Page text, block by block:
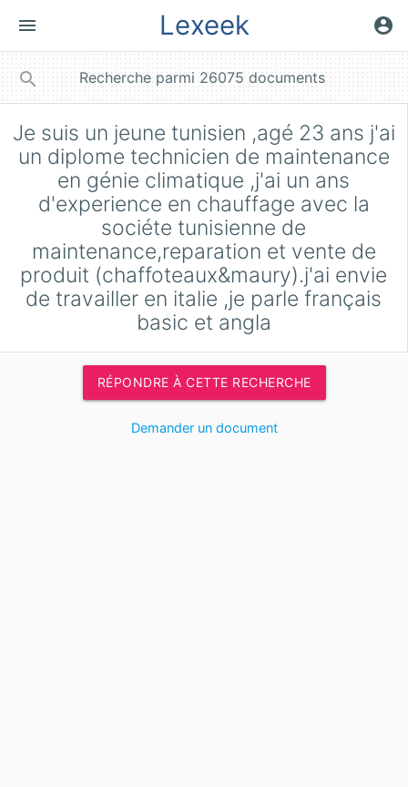
menu Lexeek account_circle
search
Je suis un jeune tunisien ,agé 23 ans j'ai
un diplome technicien de maintenance
en génie climatique ,j'ai un ans
d'experience en chauffage avec la
sociéte tunisienne de
maintenance,reparation et vente de
produit (chaffoteaux&maury).j'ai envie
de travailler en italie ,je parle français
basic et angla
RÉPONDRE À CETTE RECHERCHE
Demander un document